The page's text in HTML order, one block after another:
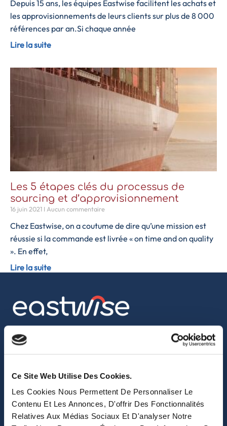
Ce Site Web Utilise Des Cookies.
Les Cookies Nous Permettent De Personnaliser Le
Contenu Et Les Annonces, D'offrir Des Fonctionnalités
Relatives Aux Médias Sociaux Et D'analyser Notre
Depuis 15 ans, les équipes Eastwise facilitent les achats et
les approvisionnements de leurs clients sur plus de 8 000
références par an.Si chaque année
Lire la suite
Les 5 étapes clés du processus de
sourcing et d’approvisionnement
16 juin 2021 Aucun commentaire
Chez Eastwise, on a coutume de dire qu’une mission est
réussie si la commande est livrée « on time and on quality
». En effet,
Lire la suite
sales@eastwise.net
308, Des Voeux Road, Hong Kong
eastwise